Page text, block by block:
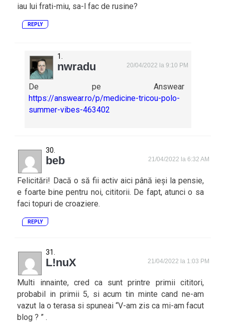
iau lui frati-miu, sa-l fac de rusine?
REPLY
nwradu 20/04/2022 la 9:10 PM
De pe Answear
https://answear.ro/p/medicine-tricou-polo-
summer-vibes-463402
beb 21/04/2022 la 6:32 AM
Felicitări! Dacă o să fii activ aici până ieși la pensie,
e foarte bine pentru noi, cititorii. De fapt, atunci o sa
faci topuri de croaziere.
REPLY
L!nuX 21/04/2022 la 1:03 PM
Multi innainte, cred ca sunt printre primii cititori,
probabil in primii 5, si acum tin minte cand ne-am
vazut la o terasa si spuneai “V-am zis ca mi-am facut
blog ? ” .